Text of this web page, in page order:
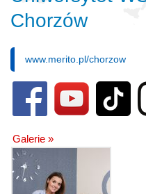
Chorzów
www.merito.pl/chorzow
Galerie »